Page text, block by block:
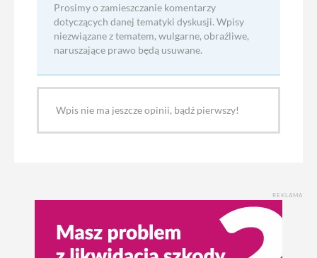
Prosimy o zamieszczanie komentarzy
dotyczących danej tematyki dyskusji. Wpisy
niezwiązane z tematem, wulgarne, obraźliwe,
naruszające prawo będą usuwane.
Wpis nie ma jeszcze opinii, bądź pierwszy!
REKLAMA